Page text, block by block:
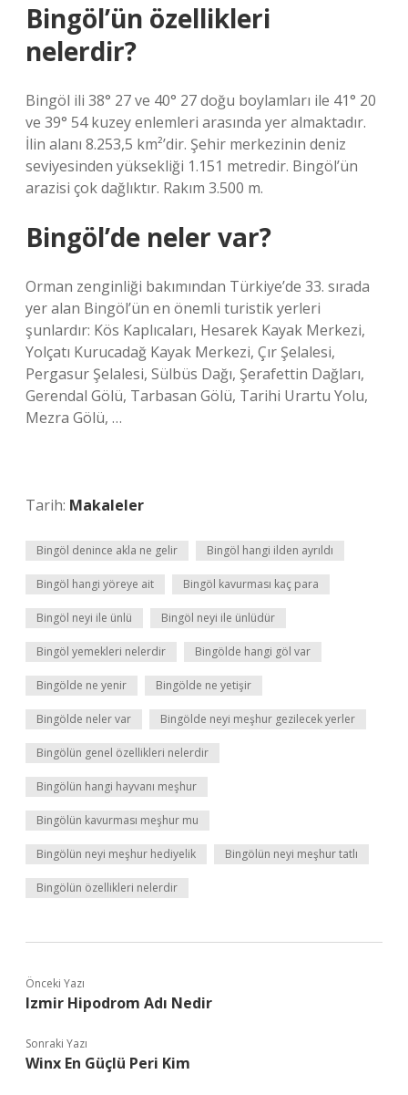
Bingöl’ün özellikleri
nelerdir?
Bingöl ili 38° 27 ve 40° 27 doğu boylamları ile 41° 20
ve 39° 54 kuzey enlemleri arasında yer almaktadır.
İlin alanı 8.253,5 km²’dir. Şehir merkezinin deniz
seviyesinden yüksekliği 1.151 metredir. Bingöl’ün
arazisi çok dağlıktır. Rakım 3.500 m.
Bingöl’de neler var?
Orman zenginliği bakımından Türkiye’de 33. sırada
yer alan Bingöl’ün en önemli turistik yerleri
şunlardır: Kös Kaplıcaları, Hesarek Kayak Merkezi,
Yolçatı Kurucadağ Kayak Merkezi, Çır Şelalesi,
Pergasur Şelalesi, Sülbüs Dağı, Şerafettin Dağları,
Gerendal Gölü, Tarbasan Gölü, Tarihi Urartu Yolu,
Mezra Gölü, …
Tarih: Makaleler
Bingöl denince akla ne gelir Bingöl hangi ilden ayrıldı
Bingöl hangi yöreye ait Bingöl kavurması kaç para
Bingöl neyi ile ünlü Bingöl neyi ile ünlüdür
Bingöl yemekleri nelerdir Bingölde hangi göl var
Bingölde ne yenir Bingölde ne yetişir
Bingölde neler var Bingölde neyi meşhur gezilecek yerler
Bingölün genel özellikleri nelerdir
Bingölün hangi hayvanı meşhur
Bingölün kavurması meşhur mu
Bingölün neyi meşhur hediyelik Bingölün neyi meşhur tatlı
Bingölün özellikleri nelerdir
Önceki Yazı
Izmir Hipodrom Adı Nedir
Sonraki Yazı
Winx En Güçlü Peri Kim